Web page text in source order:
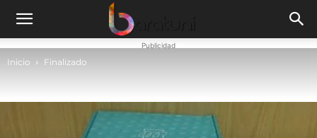
Publicidad
Inicio Finalizado